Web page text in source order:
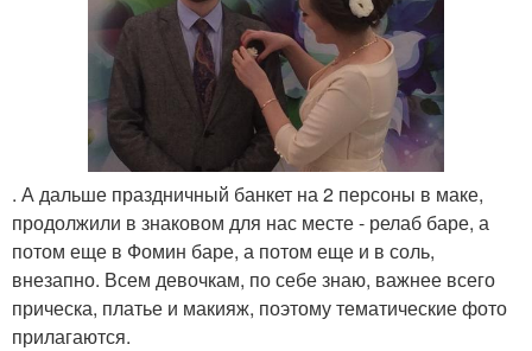
. А дальше праздничный банкет на 2 персоны в маке,
продолжили в знаковом для нас месте - релаб баре, а
потом еще в Фомин баре, а потом еще и в соль,
внезапно. Всем девочкам, по себе знаю, важнее всего
прическа, платье и макияж, поэтому тематические фото
прилагаются.